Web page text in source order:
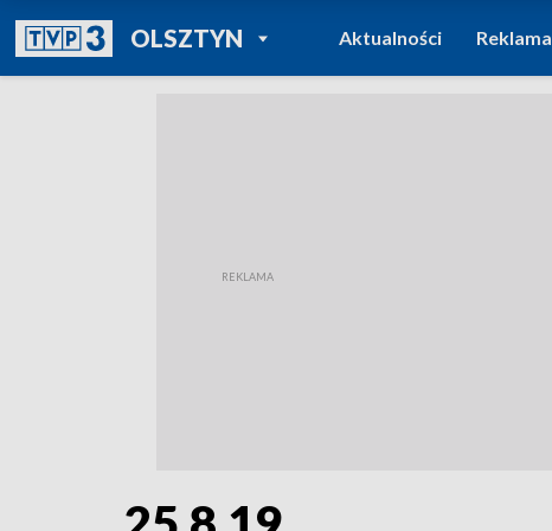
OLSZTYNPOWRÓT DO
TVP REGIONY
Aktualności Reklama